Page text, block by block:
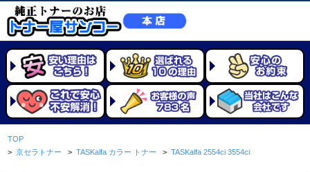
TOP
> 京セラトナー > TASKalfa カラー トナー > TASKalfa 2554ci 3554ci